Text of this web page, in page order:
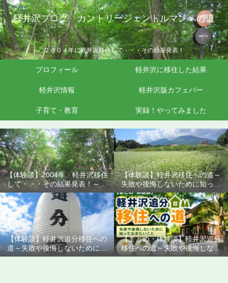
軽井沢ブログ カントリージェントルマンへの道
２００４年に軽井沢移住して・・・その結果発表！
プロフィール 軽井沢に移住した結果
軽井沢情報 軽井沢版カフェバー
子育て・教育 実録！やってみました
【体験談】2004年、軽井沢移住
して・・・その結果発表！～失
敗や後悔しないために知ってお
きたいこと
【体験談】軽井沢移住への道～
失敗や後悔しないために知って
おきたいこと
【体験談】軽井沢追分移住への
道～失敗や後悔しないために知
っておきたいこと
【まとめ・体験談】軽井沢追分
移住への道～失敗や後悔しない
ために知っておきたいこと